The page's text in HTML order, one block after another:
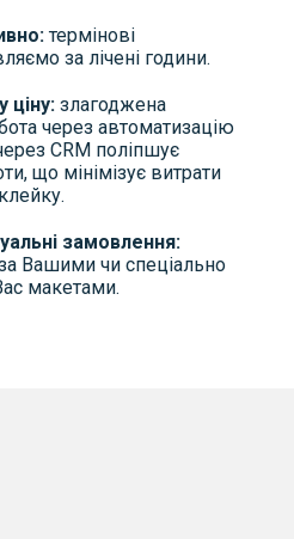
термінові
за лічені години.
ціну: злагоджена
через автоматизацію
CRM поліпшує
що мінімізує витрати
замовлення:
Вашими чи спеціально
макетами.